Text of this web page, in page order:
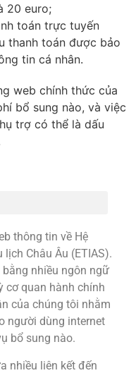
20 euro;
toán trực tuyến
thanh toán được bảo
tin cá nhân.
web chính thức của
bổ sung nào, và việc
trợ có thể là dấu
thông tin về Hệ
Châu Âu (ETIAS).
nhiều ngôn ngữ
cơ quan hành chính
của chúng tôi nhằm
người dùng internet
bổ sung nào.
nhiều liên kết đến